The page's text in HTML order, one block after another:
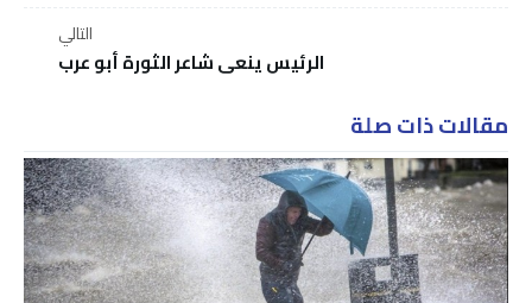
التالي
الرئيس ينعى شاعر الثورة أبو عرب
مقالات ذات صلة